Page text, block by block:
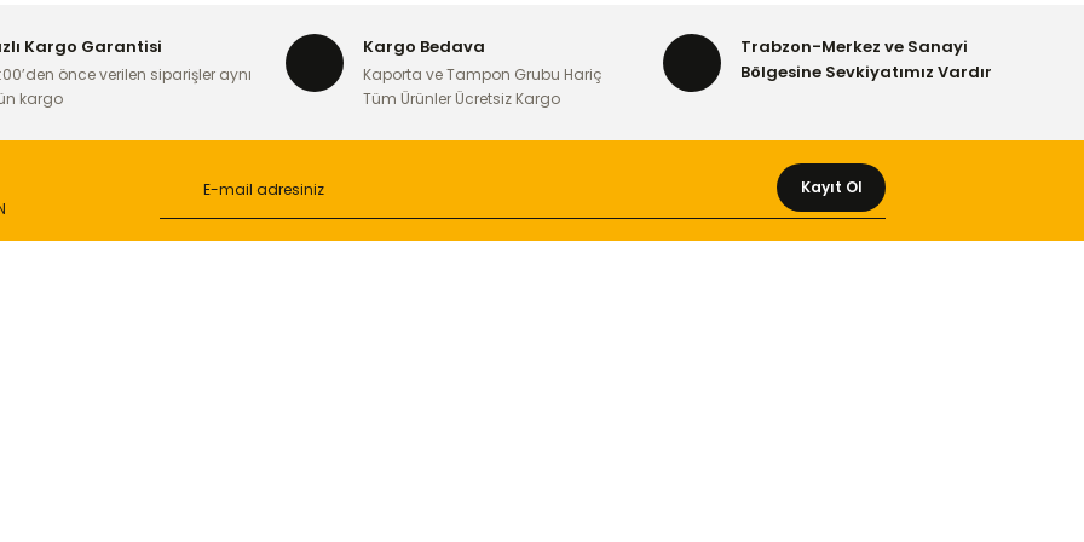
Kargo Garantisi
önce verilen siparişler aynı
kargo
Kargo Bedava
Kaporta ve Tampon Grubu Hariç
Tüm Ürünler Ücretsiz Kargo
Trabzon-Merkez ve Sanayi
Bölgesine Sevkiyatımız Vardır
Kayıt Ol